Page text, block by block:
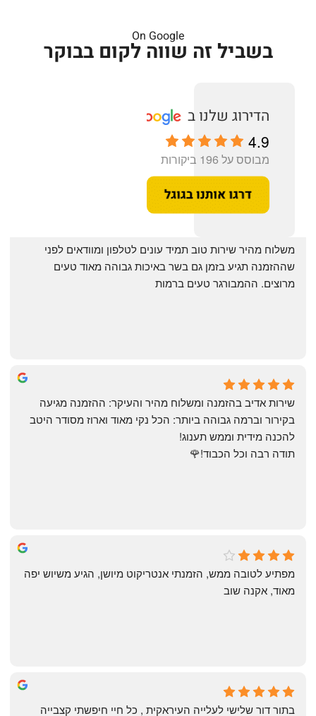
On Google
בשביל זה שווה לקום בבוקר
4.9
מבוסס על 196 ביקורות
May Azulay
a month ago
מרוצים. ההמבורגר טעים ברמות
michal gottfried
4 months ago
להכנה מידית וממש תענוג!
תודה רבה וכל הכבוד!🌹
שי
4 months ago
מאוד, אקנה שוב